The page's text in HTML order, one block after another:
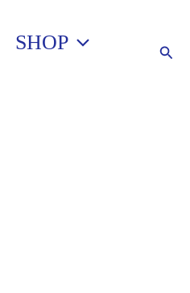
SHOP